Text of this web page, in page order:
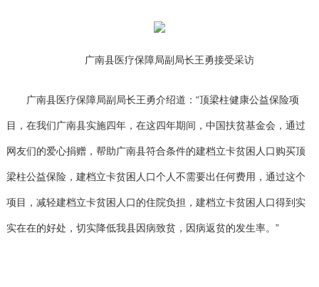
广南县医疗保障局副局长王勇接受采访
广南县医疗保障局副局长王勇介绍道：“顶梁柱健康公益保险项
目，在我们广南县实施四年，在这四年期间，中国扶贫基金会，通过
网友们的爱心捐赠，帮助广南县符合条件的建档立卡贫困人口购买顶
梁柱公益保险，建档立卡贫困人口个人不需要出任何费用，通过这个
项目，减轻建档立卡贫困人口的住院负担，建档立卡贫困人口得到实
实在在的好处，切实降低我县因病致贫，因病返贫的发生率。”